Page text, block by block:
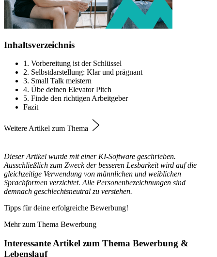
Inhaltsverzeichnis
1. Vorbereitung ist der Schlüssel
2. Selbstdarstellung: Klar und prägnant
3. Small Talk meistern
4. Übe deinen Elevator Pitch
5. Finde den richtigen Arbeitgeber
Fazit
Weitere Artikel zum Thema
Dieser Artikel wurde mit einer KI-Software geschrieben.
Ausschließlich zum Zweck der besseren Lesbarkeit wird auf die
gleichzeitige Verwendung von männlichen und weiblichen
Sprachformen verzichtet. Alle Personenbezeichnungen sind
demnach geschlechtsneutral zu verstehen.
Tipps für deine erfolgreiche Bewerbung!
Mehr zum Thema Bewerbung
Interessante Artikel zum Thema Bewerbung &
Lebenslauf